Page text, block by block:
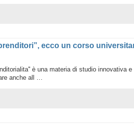
ecco un corso
è una materia di studio innovativa
anche all …